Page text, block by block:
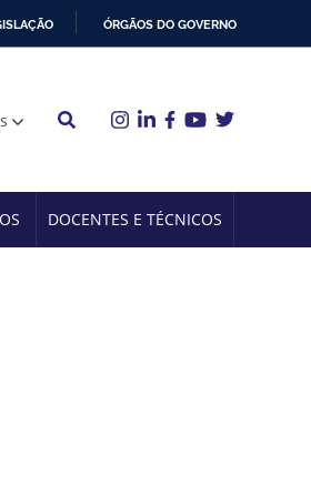
ÓRGÃOS DO GOVERNO
DOCENTES E TÉCNICOS